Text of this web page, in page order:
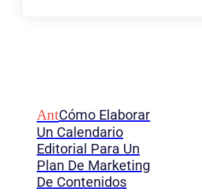
AntCómo Elaborar
Un Calendario
Editorial Para Un
Plan De Marketing
De Contenidos